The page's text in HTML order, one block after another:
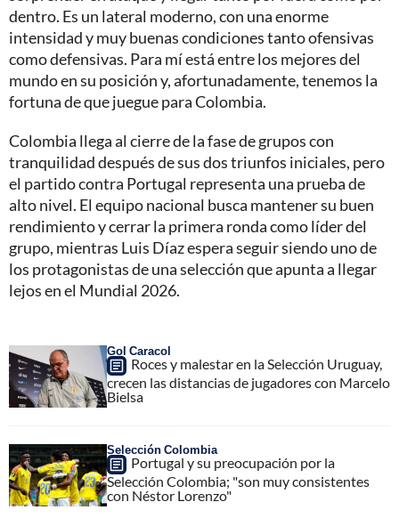
dentro. Es un lateral moderno, con una enorme
intensidad y muy buenas condiciones tanto ofensivas
como defensivas. Para mí está entre los mejores del
mundo en su posición y, afortunadamente, tenemos la
fortuna de que juegue para Colombia.
Colombia llega al cierre de la fase de grupos con
tranquilidad después de sus dos triunfos iniciales, pero
el partido contra Portugal representa una prueba de
alto nivel. El equipo nacional busca mantener su buen
rendimiento y cerrar la primera ronda como líder del
grupo, mientras Luis Díaz espera seguir siendo uno de
los protagonistas de una selección que apunta a llegar
lejos en el Mundial 2026.
Gol Caracol
Roces y malestar en la Selección Uruguay,
crecen las distancias de jugadores con Marcelo
Bielsa
Selección Colombia
Portugal y su preocupación por la
Selección Colombia; "son muy consistentes
con Néstor Lorenzo"